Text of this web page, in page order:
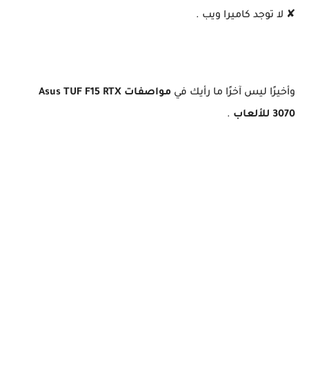
✘ لا توجد كاميرا ويب .
وأخيرًا ليس آخرًا ما رأيك في
مواصفات Asus TUF F15 RTX
3070 للألعاب
.